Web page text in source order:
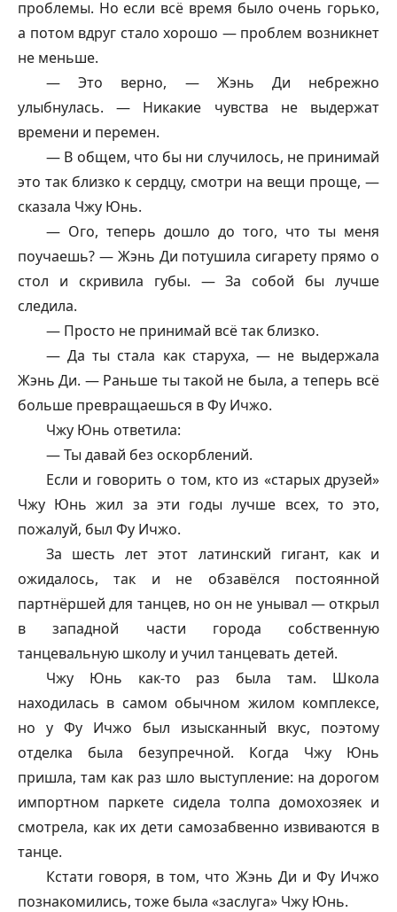
проблемы. Но если всё время было очень горько,
а потом вдруг стало хорошо — проблем возникнет
не меньше.
— Это верно, — Жэнь Ди небрежно
улыбнулась. — Никакие чувства не выдержат
времени и перемен.
— В общем, что бы ни случилось, не принимай
это так близко к сердцу, смотри на вещи проще, —
сказала Чжу Юнь.
— Ого, теперь дошло до того, что ты меня
поучаешь? — Жэнь Ди потушила сигарету прямо о
стол и скривила губы. — За собой бы лучше
следила.
— Просто не принимай всё так близко.
— Да ты стала как старуха, — не выдержала
Жэнь Ди. — Раньше ты такой не была, а теперь всё
больше превращаешься в Фу Ичжо.
Чжу Юнь ответила:
— Ты давай без оскорблений.
Если и говорить о том, кто из «старых друзей»
Чжу Юнь жил за эти годы лучше всех, то это,
пожалуй, был Фу Ичжо.
За шесть лет этот латинский гигант, как и
ожидалось, так и не обзавёлся постоянной
партнёршей для танцев, но он не унывал — открыл
в западной части города собственную
танцевальную школу и учил танцевать детей.
Чжу Юнь как-то раз была там. Школа
находилась в самом обычном жилом комплексе,
но у Фу Ичжо был изысканный вкус, поэтому
отделка была безупречной. Когда Чжу Юнь
пришла, там как раз шло выступление: на дорогом
импортном паркете сидела толпа домохозяек и
смотрела, как их дети самозабвенно извиваются в
танце.
Кстати говоря, в том, что Жэнь Ди и Фу Ичжо
познакомились, тоже была «заслуга» Чжу Юнь.